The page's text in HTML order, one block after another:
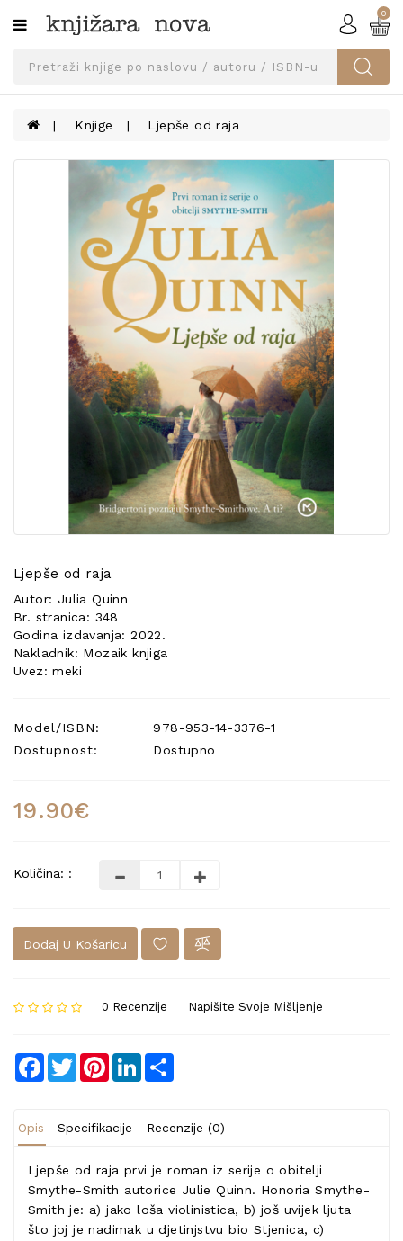
Kategorije
SVEUČILIŠNA
UDŽBENICI
KNJIGE
KONTAKT
0
Knjige Ljepše od raja
Ljepše od raja
Autor: Julia Quinn
Br. stranica: 348
Godina izdavanja: 2022.
Nakladnik: Mozaik knjiga
Uvez: meki
Model/ISBN:
978-953-14-3376-1
Dostupnost:
Dostupno
19.90€
Količina: :
Dodaj U Košaricu
0 Recenzije Napišite Svoje Mišljenje
Facebook
TwitterPinterestLinkedIn
Opis Specifikacije Recenzije (0)
Ljepše od raja prvi je roman iz serije o obitelji
Smythe-Smith autorice Julie Quinn. Honoria Smythe-
Smith je: a) jako loša violinistica, b) još uvijek ljuta
što joj je nadimak u djetinjstvu bio Stjenica, c)